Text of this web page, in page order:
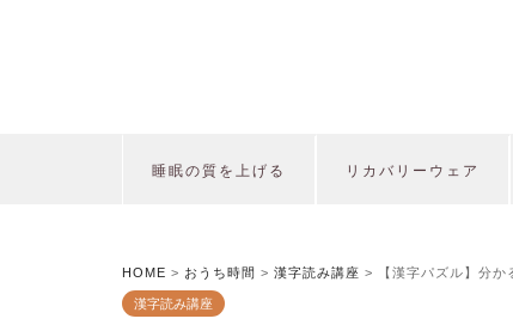
睡眠の質を上げる リカバリーウェア
HOME > おうち時間 > 漢字読み講座 > 【漢字パズル】分
漢字読み講座